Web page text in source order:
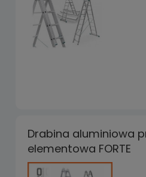
Drabina aluminiowa
elementowa FORTE